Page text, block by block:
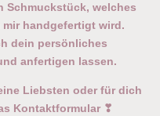
Schmuckstück, welches
handgefertigt wird.
dein persönliches
anfertigen lassen.
Liebsten oder für dich
Kontaktformular ❣